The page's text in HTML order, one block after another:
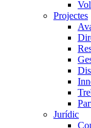
Projectes
Jurídic